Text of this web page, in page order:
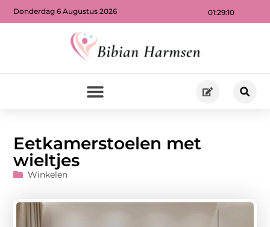
01:29:12
Donderdag 6 Augustus 2026
Eetkamerstoelen met
wieltjes
Winkelen